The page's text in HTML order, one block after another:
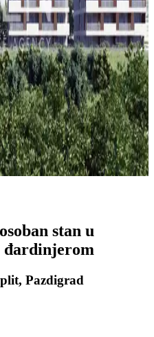
stan u
đardinjerom
Pazdigrad